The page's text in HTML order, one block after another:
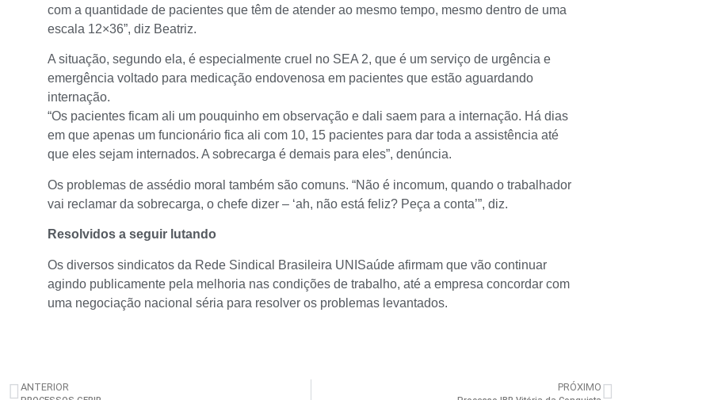
com a quantidade de pacientes que têm de atender ao mesmo tempo, mesmo dentro de uma
escala 12×36”, diz Beatriz.
A situação, segundo ela, é especialmente cruel no SEA 2, que é um serviço de urgência e
emergência voltado para medicação endovenosa em pacientes que estão aguardando
internação.
“Os pacientes ficam ali um pouquinho em observação e dali saem para a internação. Há dias
em que apenas um funcionário fica ali com 10, 15 pacientes para dar toda a assistência até
que eles sejam internados. A sobrecarga é demais para eles”, denúncia.
Os problemas de assédio moral também são comuns. “Não é incomum, quando o trabalhador
vai reclamar da sobrecarga, o chefe dizer – ‘ah, não está feliz? Peça a conta’”, diz.
Resolvidos a seguir lutando
Os diversos sindicatos da Rede Sindical Brasileira UNISaúde afirmam que vão continuar
agindo publicamente pela melhoria nas condições de trabalho, até a empresa concordar com
uma negociação nacional séria para resolver os problemas levantados.
ANTERIOR PRÓXIMO